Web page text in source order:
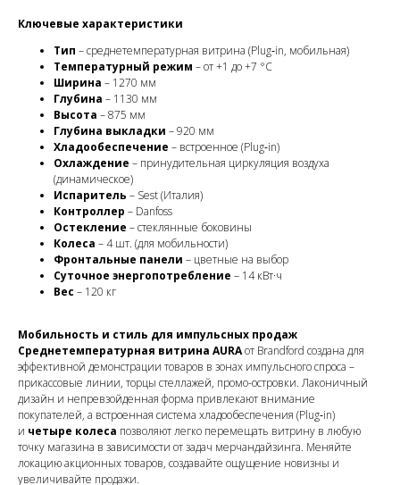
Ключевые характеристики
Тип – среднетемпературная витрина (Plug‑in, мобильная)
Температурный режим – от +1 до +7 °C
Ширина – 1270 мм
Глубина – 1130 мм
Высота – 875 мм
Глубина выкладки – 920 мм
Хладообеспечение – встроенное (Plug‑in)
Охлаждение – принудительная циркуляция воздуха
(динамическое)
Испаритель – Sest (Италия)
Контроллер – Danfoss
Остекление – стеклянные боковины
Колеса – 4 шт. (для мобильности)
Фронтальные панели – цветные на выбор
Суточное энергопотребление – 14 кВт·ч
Вес – 120 кг
Мобильность и стиль для импульсных продаж
Среднетемпературная витрина AURAот Brandford создана для
эффективной демонстрации товаров в зонах импульсного спроса –
прикассовые линии, торцы стеллажей, промо-островки. Лаконичный
дизайн и непревзойденная форма привлекают внимание
покупателей, а встроенная система хладообеспечения (Plug‑in)
и четыре колеса позволяют легко перемещать витрину в любую
точку магазина в зависимости от задач мерчандайзинга. Меняйте
локацию акционных товаров, создавайте ощущение новизны и
увеличивайте продажи.